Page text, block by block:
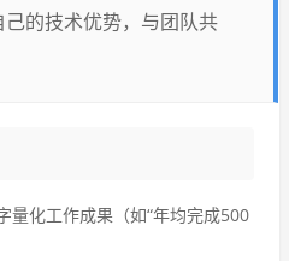
的技术优势，与团队共
量化工作成果（如“年均完成500